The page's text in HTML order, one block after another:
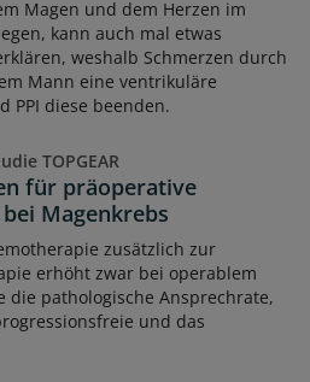
Magen und dem Herzen im
kann auch mal etwas
weshalb Schmerzen durch
Mann eine ventrikuläre
PPI diese beenden.
TOPGEAR
für präoperative
Magenkrebs
zusätzlich zur
erhöht zwar bei operablem
die pathologische Ansprechrate,
und das